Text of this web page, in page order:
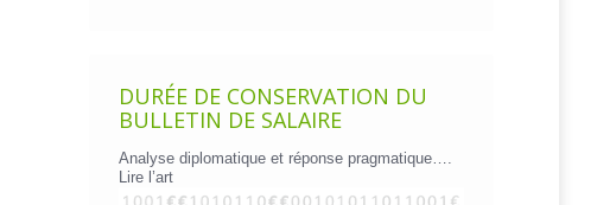
DURÉE DE CONSERVATION DU
BULLETIN DE SALAIRE
Analyse diplomatique et réponse pragmatique….
Lire l’art